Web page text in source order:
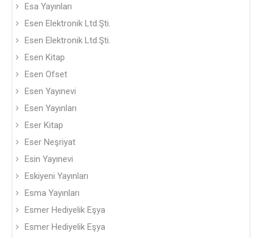
Esa Yayınları
Esen Elektronik Ltd.Şti.
Esen Elektronik Ltd.Şti.
Esen Kitap
Esen Ofset
Esen Yayınevi
Esen Yayınları
Eser Kitap
Eser Neşriyat
Esin Yayınevi
Eskiyeni Yayınları
Esma Yayınları
Esmer Hediyelik Eşya
Esmer Hediyelik Eşya